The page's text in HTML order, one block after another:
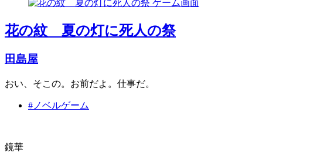
花の紋 夏の灯に死人の祭
田島屋
おい、そこの。お前だよ。仕事だ。
#ノベルゲーム
鏡華